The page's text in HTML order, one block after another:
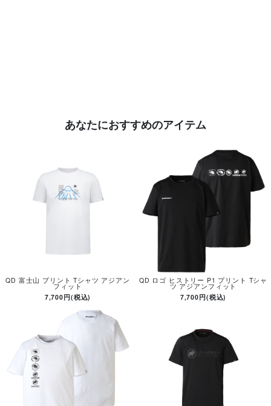
あなたにおすすめのアイテム
QD 富士山 プリント Tシャツ アジアン
フィット
7,700円(税込)
QD ロゴ ヒストリー P1 プリント Tシャ
ツ アジアンフィット
7,700円(税込)